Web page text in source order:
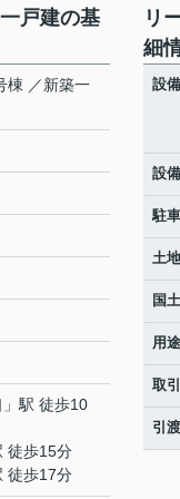
戸建の基
棟 ／新築一
」駅 徒歩10
徒歩15分
徒歩17分
リ
細
設
設
駐
土
国
用
取
引